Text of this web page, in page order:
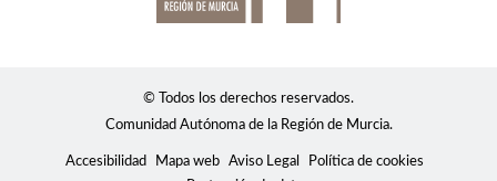
© Todos los derechos reservados.
Comunidad Autónoma de la Región de Murcia.
Accesibilidad Mapa web Aviso Legal
Política de cookies